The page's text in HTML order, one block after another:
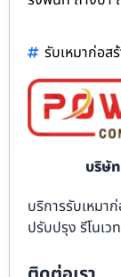
รับเหมาก่อส
บริษั
บริการรับเหมา
ปรับปรุง รีโนเ